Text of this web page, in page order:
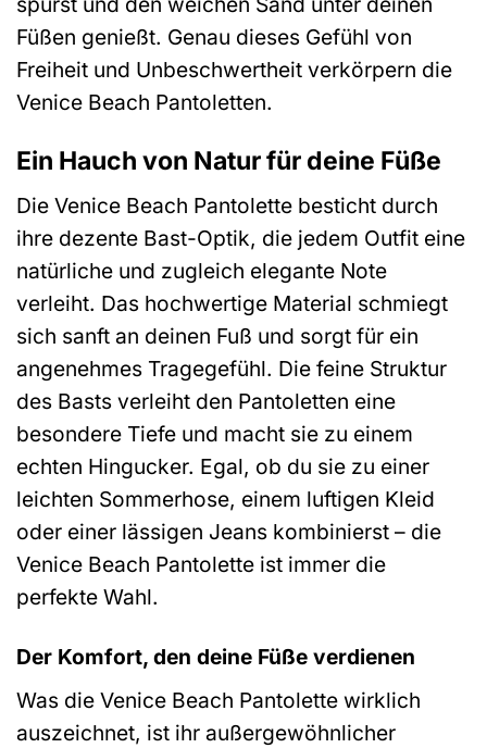
Füßen genießt. Genau dieses Gefühl von
Freiheit und Unbeschwertheit verkörpern die
Venice Beach Pantoletten.
Ein Hauch von Natur für deine Füße
Die Venice Beach Pantolette besticht durch
ihre dezente Bast-Optik, die jedem Outfit eine
natürliche und zugleich elegante Note
verleiht. Das hochwertige Material schmiegt
sich sanft an deinen Fuß und sorgt für ein
angenehmes Tragegefühl. Die feine Struktur
des Basts verleiht den Pantoletten eine
besondere Tiefe und macht sie zu einem
echten Hingucker. Egal, ob du sie zu einer
leichten Sommerhose, einem luftigen Kleid
oder einer lässigen Jeans kombinierst – die
Venice Beach Pantolette ist immer die
perfekte Wahl.
Der Komfort, den deine Füße verdienen
Was die Venice Beach Pantolette wirklich
auszeichnet, ist ihr außergewöhnlicher